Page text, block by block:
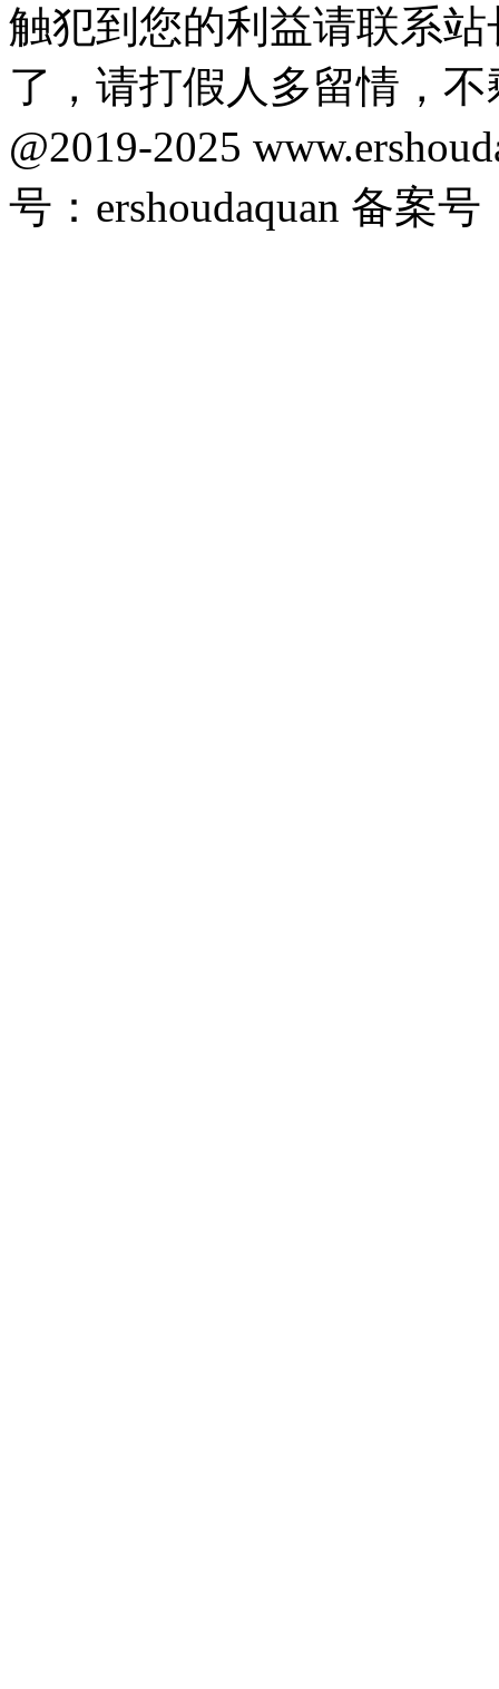
触犯到您的利益请联系
了，请打假人多留情，
@2019-2025
号：ershoudaquan 备案